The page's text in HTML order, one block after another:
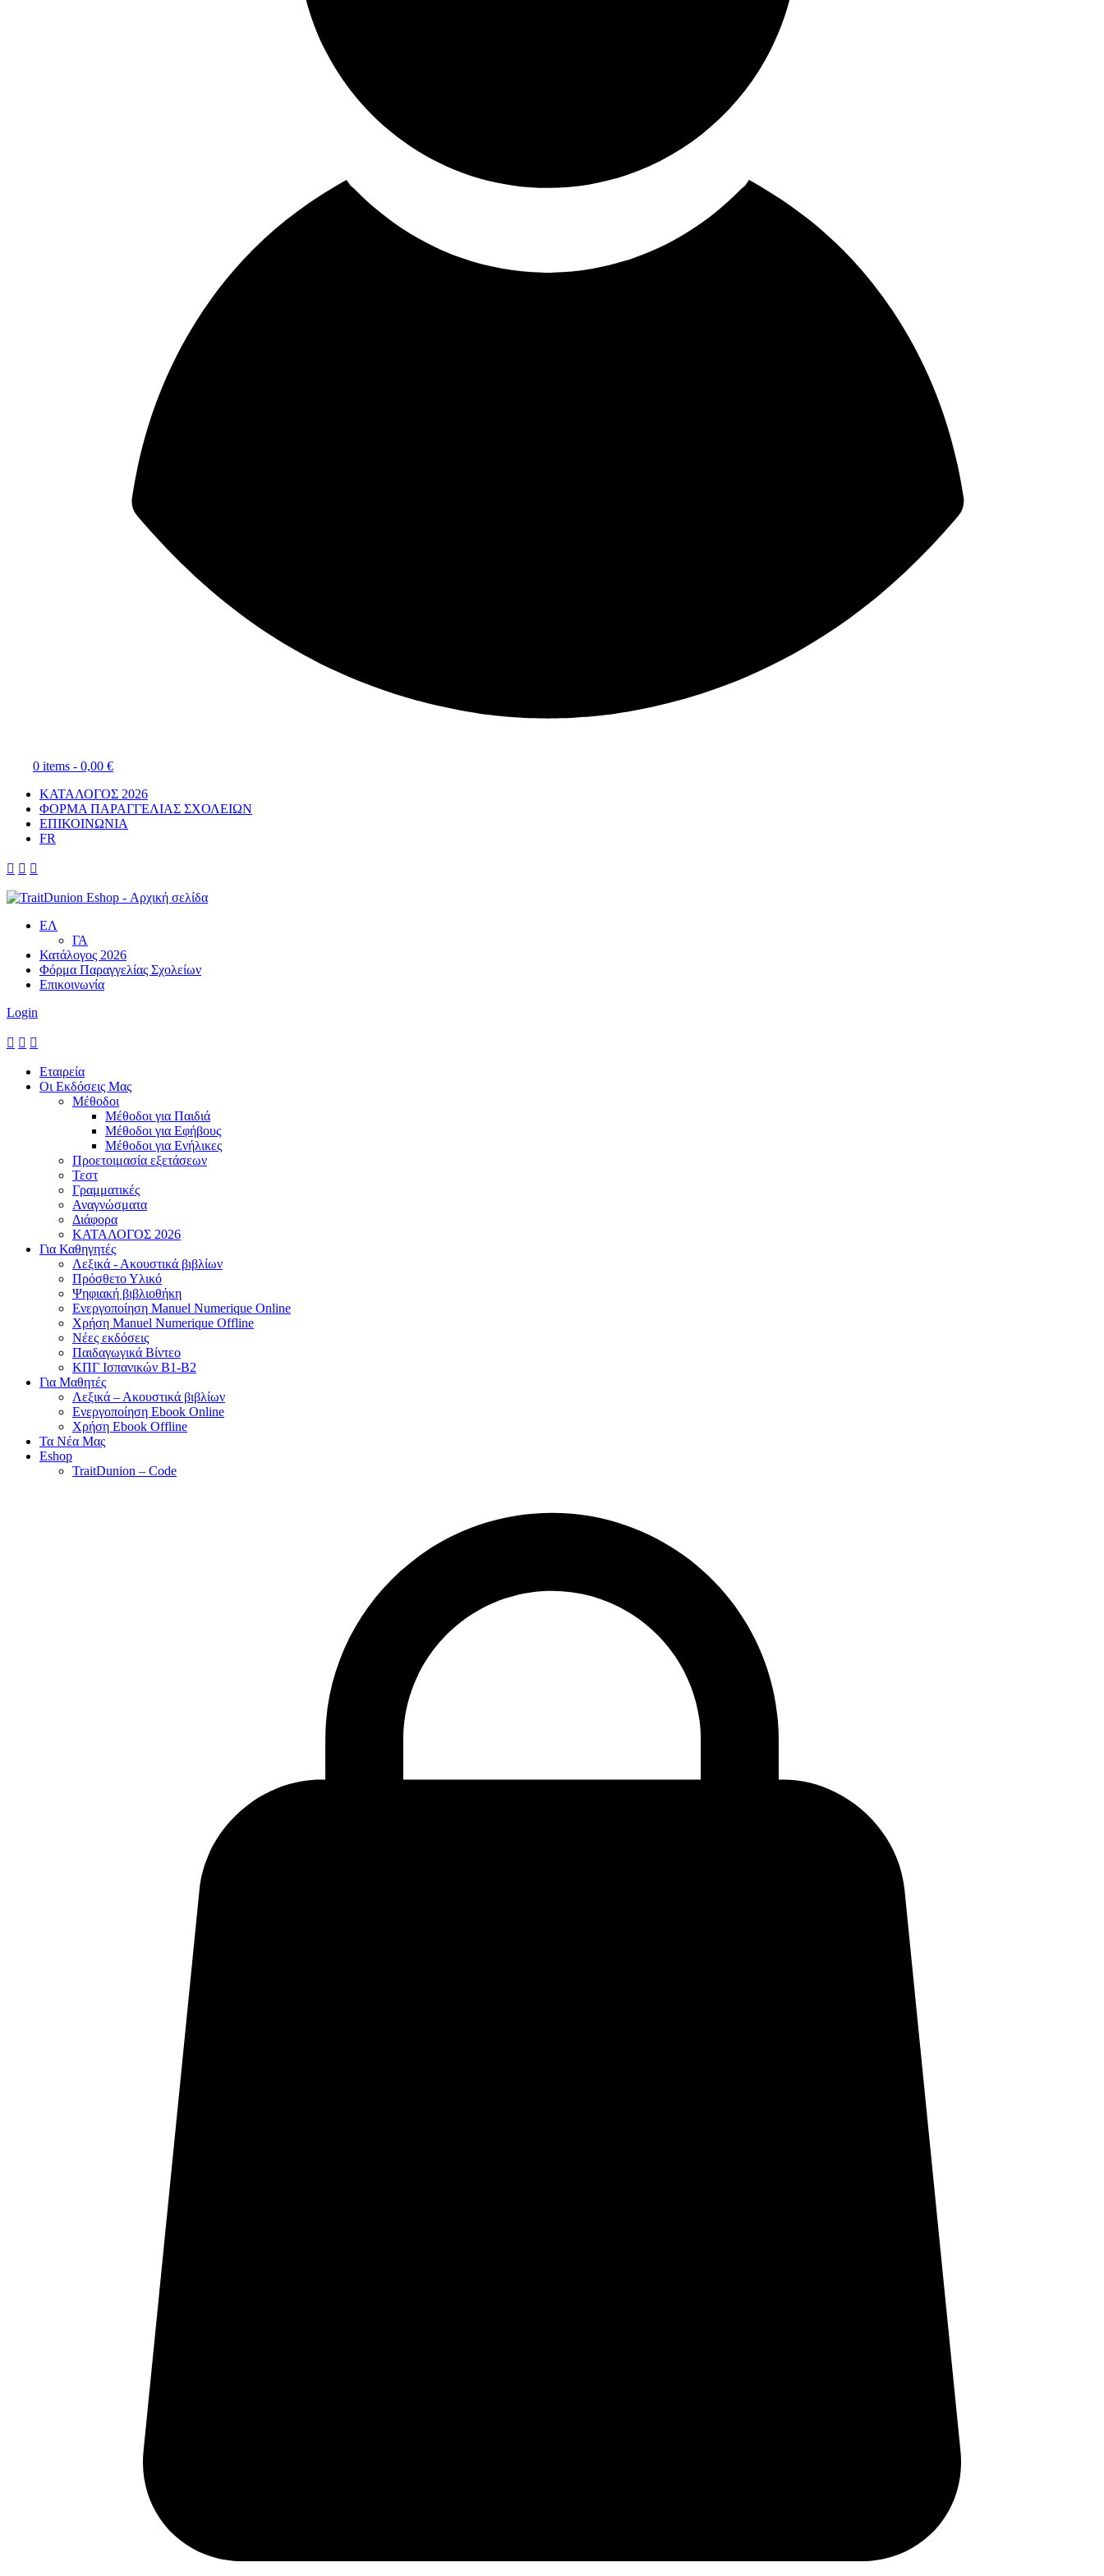
0 items - 0,00 €
ΚΑΤΑΛΟΓΟΣ 2026
ΦΟΡΜΑ ΠΑΡΑΓΓΕΛΙΑΣ ΣΧΟΛΕΙΩΝ
ΕΠΙΚΟΙΝΩΝΙΑ
FR
  
ΕΛ
ΓΑ
Κατάλογος 2026
Φόρμα Παραγγελίας Σχολείων
Επικοινωνία
Login
  
Εταιρεία
Οι Εκδόσεις Μας
Μέθοδοι
Μέθοδοι για Παιδιά
Μέθοδοι για Εφήβους
Μέθοδοι για Ενήλικες
Προετοιμασία εξετάσεων
Τεστ
Γραμματικές
Αναγνώσματα
Διάφορα
ΚΑΤΑΛΟΓΟΣ 2026
Για Καθηγητές
Λεξικά - Ακουστικά βιβλίων
Πρόσθετο Υλικό
Ψηφιακή βιβλιοθήκη
Ενεργοποίηση Manuel Numerique Online
Χρήση Manuel Numerique Offline
Νέες εκδόσεις
Παιδαγωγικά Βίντεο
ΚΠΓ Ισπανικών B1-B2
Για Μαθητές
Λεξικά – Ακουστικά βιβλίων
Ενεργοποίηση Ebook Online
Χρήση Ebook Offline
Τα Νέα Μας
Eshop
TraitDunion – Code